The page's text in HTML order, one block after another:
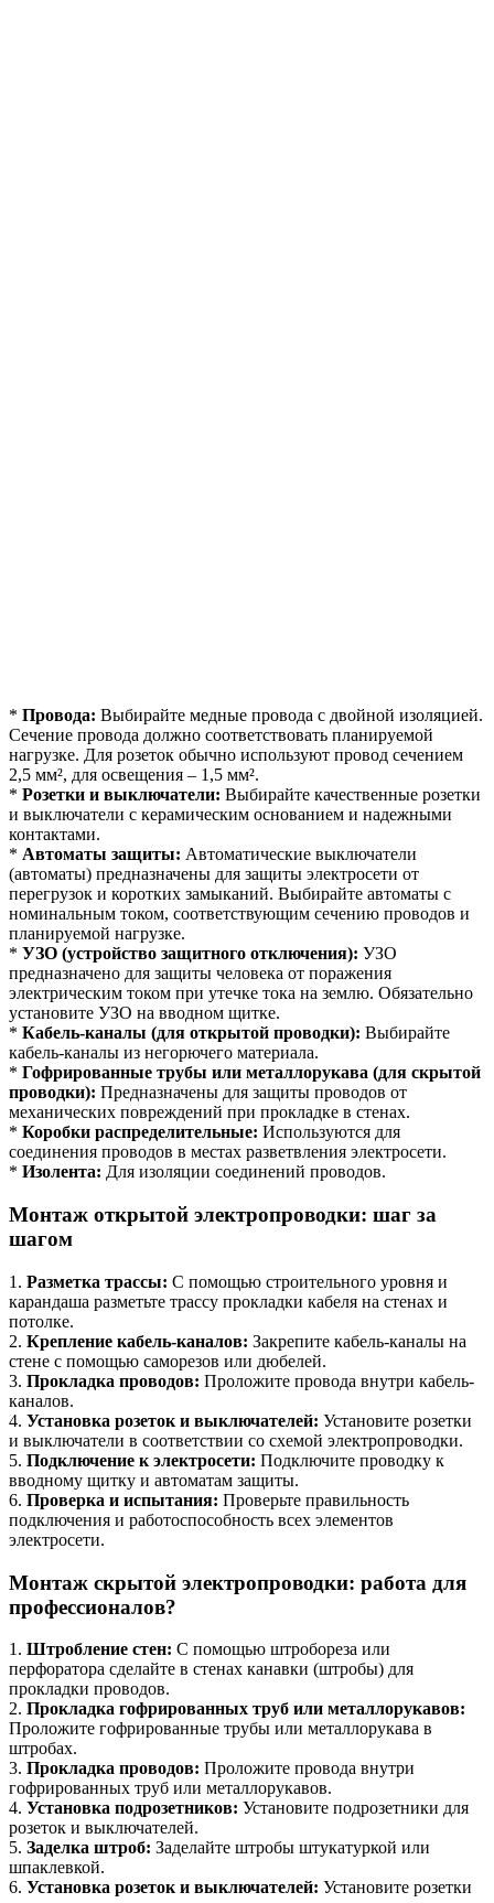
* Провода: Выбирайте медные провода с двойной изоляцией.
Сечение провода должно соответствовать планируемой
нагрузке. Для розеток обычно используют провод сечением
2,5 мм², для освещения – 1,5 мм².
* Розетки и выключатели: Выбирайте качественные розетки
и выключатели с керамическим основанием и надежными
контактами.
* Автоматы защиты: Автоматические выключатели
(автоматы) предназначены для защиты электросети от
перегрузок и коротких замыканий. Выбирайте автоматы с
номинальным током, соответствующим сечению проводов и
планируемой нагрузке.
* УЗО (устройство защитного отключения): УЗО
предназначено для защиты человека от поражения
электрическим током при утечке тока на землю. Обязательно
установите УЗО на вводном щитке.
* Кабель-каналы (для открытой проводки): Выбирайте
кабель-каналы из негорючего материала.
* Гофрированные трубы или металлорукава (для скрытой
проводки): Предназначены для защиты проводов от
механических повреждений при прокладке в стенах.
* Коробки распределительные: Используются для
соединения проводов в местах разветвления электросети.
* Изолента: Для изоляции соединений проводов.
Монтаж открытой электропроводки: шаг за
шагом
1. Разметка трассы: С помощью строительного уровня и
карандаша разметьте трассу прокладки кабеля на стенах и
потолке.
2. Крепление кабель-каналов: Закрепите кабель-каналы на
стене с помощью саморезов или дюбелей.
3. Прокладка проводов: Проложите провода внутри кабель-
каналов.
4. Установка розеток и выключателей: Установите розетки
и выключатели в соответствии со схемой электропроводки.
5. Подключение к электросети: Подключите проводку к
вводному щитку и автоматам защиты.
6. Проверка и испытания: Проверьте правильность
подключения и работоспособность всех элементов
электросети.
Монтаж скрытой электропроводки: работа для
профессионалов?
1. Штробление стен: С помощью штробореза или
перфоратора сделайте в стенах канавки (штробы) для
прокладки проводов.
2. Прокладка гофрированных труб или металлорукавов:
Проложите гофрированные трубы или металлорукава в
штробах.
3. Прокладка проводов: Проложите провода внутри
гофрированных труб или металлорукавов.
4. Установка подрозетников: Установите подрозетники для
розеток и выключателей.
5. Заделка штроб: Заделайте штробы штукатуркой или
шпаклевкой.
6. Установка розеток и выключателей: Установите розетки